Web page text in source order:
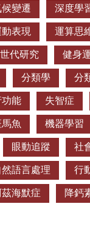
候變遷 深度學
動表現 運算思
世代研究 健身
分類學 分
功能 失智症
魚 機器學習
眼動追蹤 社
然語言處理 行
茲海默症 降鈣